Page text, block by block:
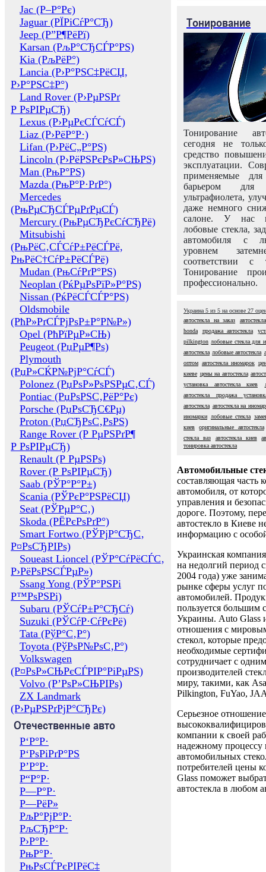
Jac (Р–Р°Рє)
Jaguar (РЇРіСѓР°СЂ)
Jeep (Р”Р¶РёРї)
Karsan (РљР°СЂСЃР°РЅ)
Kia (РљРёР°)
Lancia (Р›Р°РЅС‡РёСЏ,
Р›Р°РЅС‡Р°)
Land Rover (Р›РµРЅРґ
Р РѕРІРµСЂ)
Lexus (Р›РµРєСЃСѓСЃ)
Liaz (Р›РёР°Р·)
Lifan (Р›РёС„Р°РЅ)
Lincoln (Р›РёРЅРєРѕР»СЊРЅ)
Man (РњР°РЅ)
Mazda (РњР°Р·РґР°)
Mercedes
(РњРµСЂСЃРµРґРµСЃ)
Mercury (РњРµСЂРєСѓСЂРё)
Mitsubishi
(РњРёС‚СЃСѓР±РёСЃРё,
РњРёС†СѓР±РёСЃРё)
Mudan (РњСѓРґР°РЅ)
Neoplan (РќРµРѕРїР»Р°РЅ)
Nissan (РќРёСЃСЃР°РЅ)
Oldsmobile
(РћР»РґСЃРјРѕР±Р°Р№Р»)
Opel (РћРїРµР»СЊ)
Peugeot (РџРµР¶Рѕ)
Plymouth
(РџР»СЌР№РјР°СѓСЃ)
Polonez (РџРѕР»РѕРЅРµС‚СЃ)
Pontiac (РџРѕРЅС‚РёР°Рє)
Porsche (РџРѕСЂС€Рµ)
Proton (РџСЂРѕС‚РѕРЅ)
Range Rover (Р РµРЅРґР¶
Р РѕРІРµСЂ)
Renault (Р РµРЅРѕ)
Rover (Р РѕРІРµСЂ)
Saab (РЎР°Р°Р±)
Scania (РЎРєР°РЅРёСЏ)
Seat (РЎРµР°С‚)
Skoda (РЁРєРѕРґР°)
Smart Fortwo (РЎРјР°СЂС‚
Р¤РѕСЂРІРѕ)
Soueast Lioncel (РЎР°СѓРёСЃС‚
Р›РёРѕРЅСЃРµР»)
Ssang Yong (РЎР°РЅРі
Р™РѕРЅРі)
Subaru (РЎСѓР±Р°СЂСѓ)
Suzuki (РЎСѓР·СѓРєРё)
Tata (РўР°С‚Р°)
Toyota (РўРѕР№РѕС‚Р°)
Volkswagen
(Р¤РѕР»СЊРєСЃРІР°РіРµРЅ)
Volvo (Р’РѕР»СЊРІРѕ)
ZX Landmark
(Р›РµРЅРґРјР°СЂРє)
Отечественные авто
Р‘Р°Р·
Р‘РѕРіРґР°РЅ
Р’Р°Р·
Р“Р°Р·
Р—Р°Р·
Р—РёР»
РљР°РјР°Р·
РљСЂР°Р·
Р›Р°Р·
РњР°Р·
РњРѕСЃРєРІРёС‡
Тонирование
Тонирование
сегодня не
средство
эксплуатации.
применяемые
барьером для
ультрафиолета,
даже немного
салоне. У нас
лобовые стекла,
автомобиля с
уровнем
соответствии с
Тонирование
профессионально.
Украина 5 из 5 на основе 27
автостекла на заказ
honda
продажа автостекла
pilkington лобовые стекла для
автостекла лобовые автостекла
оптом автостекла иномарок
киеве цены на автостекла
установка автостекла киев
автостекла продажа
автостекла автостекла на
иномарки
лобовые стекла
киев
оригинальные автостекла
стекла ваз
автостекла киев
тонировка автостекла
Автомобильные
составляющая часть
автомобиля, от
управления и
дороге. Поэтому,
автостекло в Киеве
информацию с
Украинская
на недолгий период
2004 года) уже
рынке сферы услуг
автомобилей.
пользуется большим
Украины. Auto Glass
отношения с
стекол, которые
необходимые
сотрудничает с
производителей
миру, такими, как
Pilkington, FuYao,
Серьезное отношение
компании к своей
надежному процессу
автомобильных
потребителей цены
Glass поможет
автостекла в любом